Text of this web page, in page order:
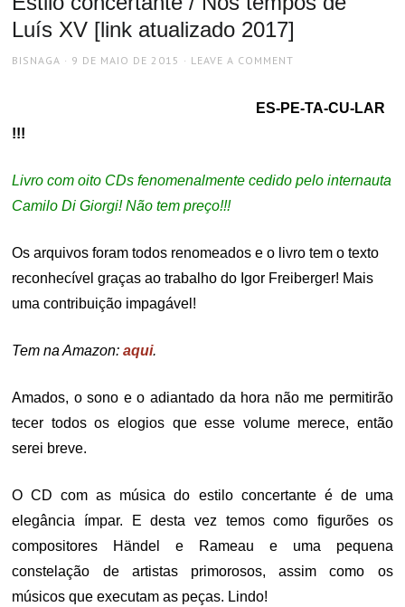
Luís XV [link atualizado 2017]
AUTHOR
BISNAGA
POSTED
9 DE MAIO DE 2015 LEAVE A COMMENT
ES-PE-TA-CU-LAR
!!!
Livro com oito CDs fenomenalmente cedido pelo internauta
Camilo Di Giorgi! Não tem preço!!!
Os arquivos foram todos renomeados e o livro tem o texto
reconhecível graças ao trabalho do Igor Freiberger! Mais
uma contribuição impagável!
Tem na Amazon:aqui.
Amados, o sono e o adiantado da hora não me permitirão
tecer todos os elogios que esse volume merece, então
serei breve.
O CD com as música do estilo concertante é de uma
elegância ímpar. E desta vez temos como figurões os
compositores Händel e Rameau e uma pequena
constelação de artistas primorosos, assim como os
músicos que executam as peças. Lindo!